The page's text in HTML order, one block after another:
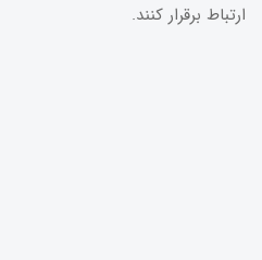
ارتباط برقرار کنند.